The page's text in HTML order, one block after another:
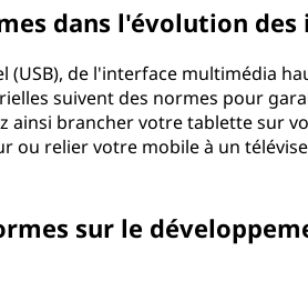
dans l'évolution
(USB), de l'interface multimédia
suivent des normes pour
ainsi brancher votre tablette sur
ou relier votre mobile à un
sur le